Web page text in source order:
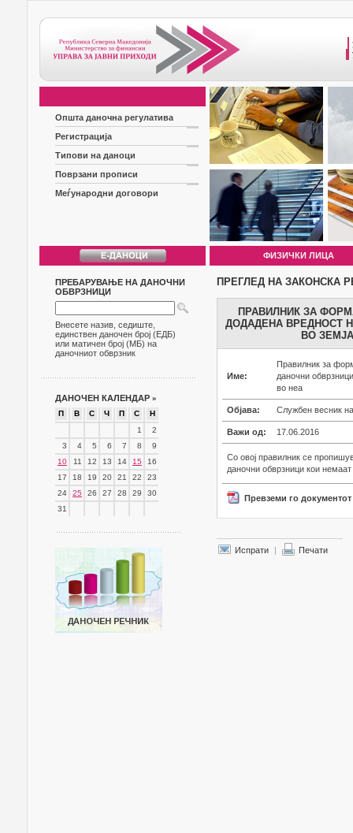
Општа даночна регулатива
Регистрација
Типови на даноци
Поврзани прописи
Меѓународни договори
ФИЗИЧКИ ЛИЦА
ПРЕБАРУВАЊЕ НА ДАНОЧНИ
ОБВРЗНИЦИ
Внесете назив, седиште,
единствен даночен број (ЕДБ)
или матичен број (МБ) на
даночниот обврзник
ДАНОЧЕН КАЛЕНДАР »
П В С Ч П С
Н
1
2
3
4 5 6 7 8
9
10
11 12 13 14 15
16
17
18 19 20 21 22
23
24
25 26 27 28 29
30
31
ПРЕГЛЕД НА ЗАКОНСКА
ПРАВИЛНИК ЗА
ДОДАДЕНА ВРЕДНОСТ
ВО
Име:
Правилник за
даночни
во неа
Објава: Службен весник
Важи од: 17.06.2016
Со овој правилник се
даночни обврзници кои
Превземи го документот
Испрати | Печати